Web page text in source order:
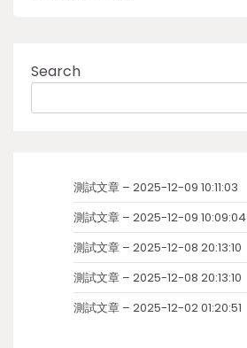
Search
測試文章 – 2025-12-09 10:11:03
測試文章 – 2025-12-09 10:09:04
測試文章 – 2025-12-08 20:13:10
測試文章 – 2025-12-08 20:13:10
測試文章 – 2025-12-02 01:20:51